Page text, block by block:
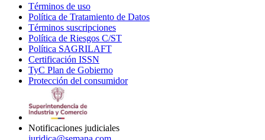
Términos de uso
in
new
window
Política de Tratamiento de Datos
Términos suscripciones
in
Política de Riesgos C/ST
Política SAGRILAFT
new
window
Certificación ISSN
in
new
TyC Plan de Gobierno
in
Protección del consumidorOpens
Notificaciones judiciales